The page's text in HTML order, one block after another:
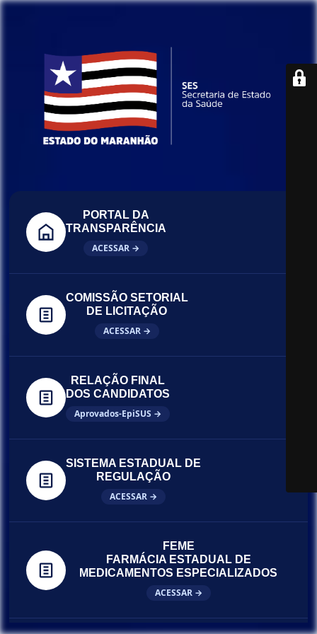
PORTAL DA
TRANSPARÊNCIA
ACESSAR →
COMISSÃO SETORIAL
DE LICITAÇÃO
ACESSAR →
RELAÇÃO FINAL
DOS CANDIDATOS
Aprovados-EpiSUS →
SISTEMA ESTADUAL DE
REGULAÇÃO
ACESSAR →
FEME
FARMÁCIA ESTADUAL DE
MEDICAMENTOS ESPECIALIZADOS
ACESSAR →